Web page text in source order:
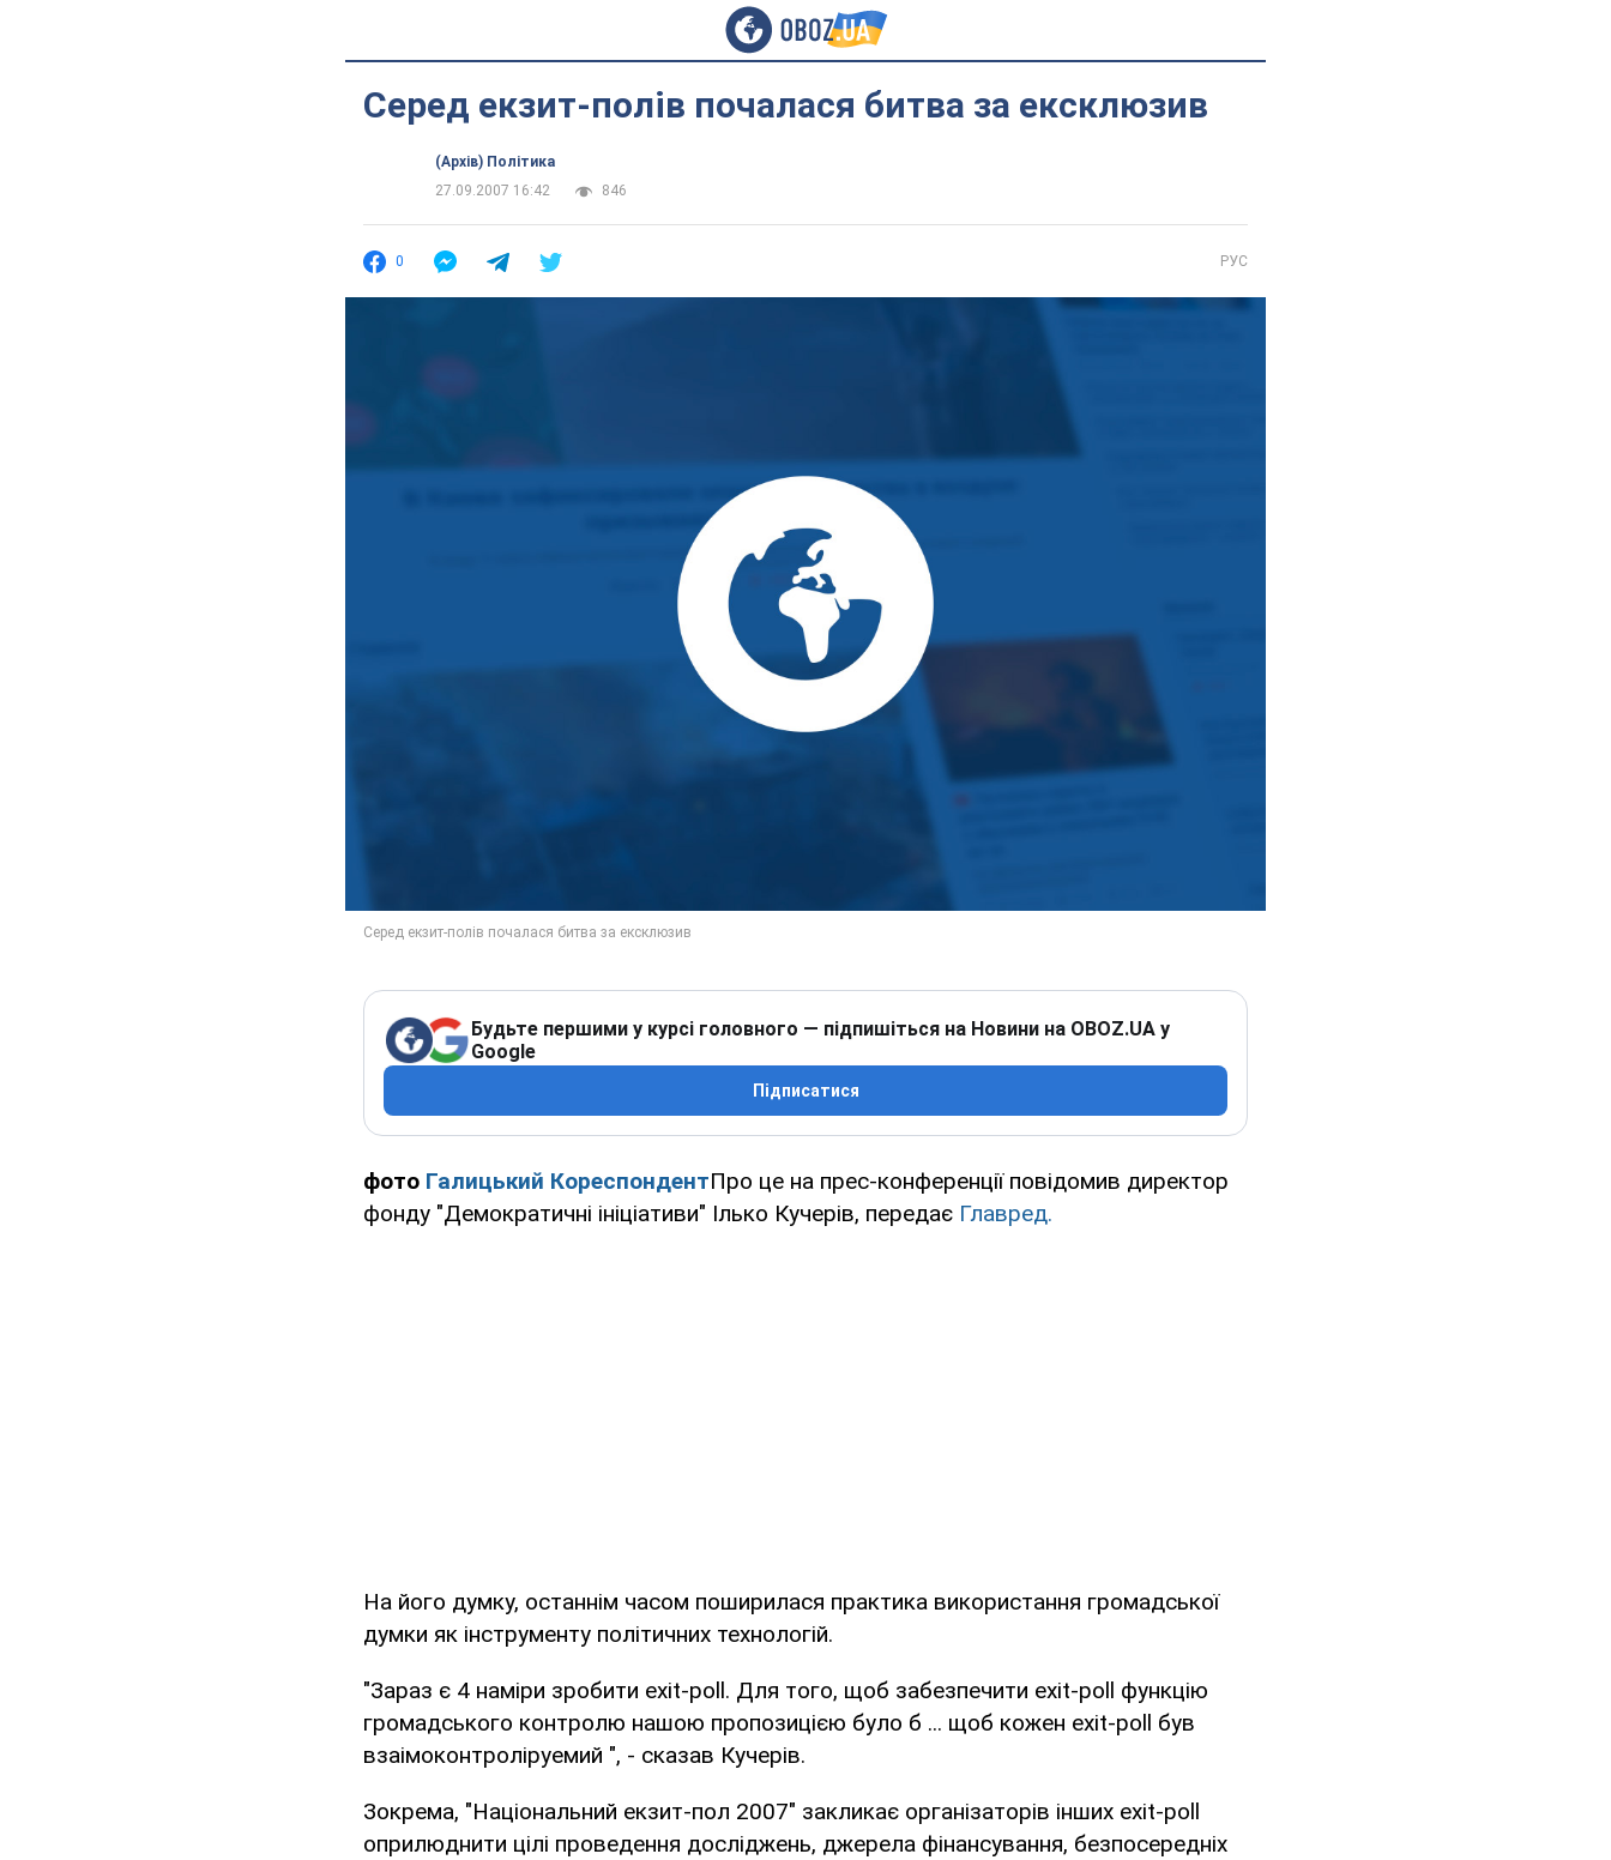
Серед екзит-полів почалася битва за ексклюзив
(Архів) Політика
27.09.2007 16:42
846
0 РУС
Будьте першими у курсі головного — підпишіться на Новини на OBOZ.UA у
Google
Підписатися
фото Галицький КореспондентПро це на прес-конференції повідомив директор
фонду "Демократичні ініціативи" Ілько Кучерів, передає Главред.
На його думку, останнім часом поширилася практика використання громадської
думки як інструменту політичних технологій.
"Зараз є 4 наміри зробити exit-poll. Для того, щоб забезпечити exit-poll функцію
громадського контролю нашою пропозицією було б ... щоб кожен exit-poll був
взаімоконтроліруемий ", - сказав Кучерів.
Зокрема, "Національний екзит-пол 2007" закликає організаторів інших exit-poll
оприлюднити цілі проведення досліджень, джерела фінансування, безпосередніх